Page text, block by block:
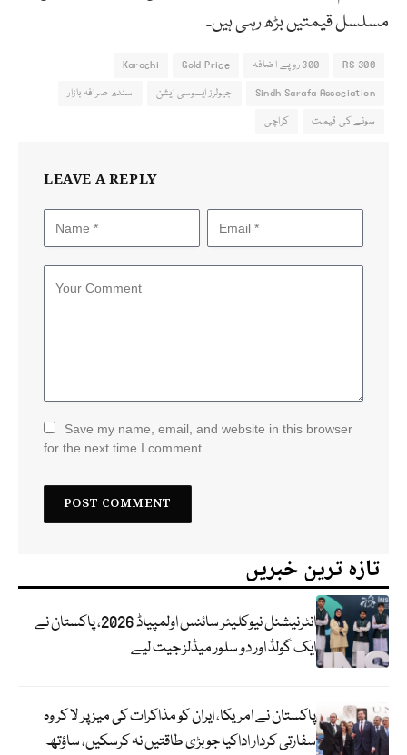
مسلسل قیمتیں بڑھ رہی ہیں۔
300 RS 300 روپے اضافہ Gold Price
Karachi
Sindh Sarafa Association
جیولرز ایسوسی ایشن
سندھ صرافہ بازار
سونے کی قیمت
کراچی
LEAVE A REPLY
Save my name, email, and website in this browser
for the next time I comment.
تازہ ترین خبریں
انٹرنیشنل نیوکلیئر سائنس اولمپیاڈ 2026، پاکستان نے
ایک گولڈ اور دو سلور میڈلز جیت لیے
پاکستان نے امریکا، ایران کو مذاکرات کی میز پر لا کر وہ
سفارتی کردار اداکیا جو بڑی طاقتیں نہ کرسکیں، ساؤتھ